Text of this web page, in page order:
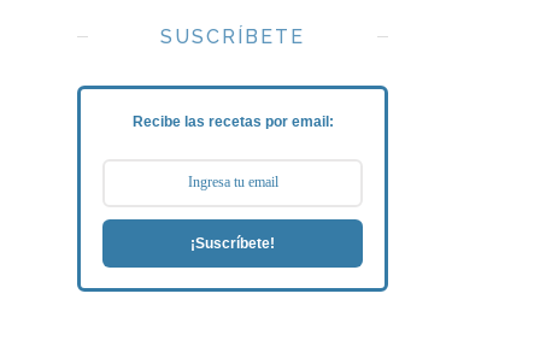
SUSCRÍBETE
Recibe las recetas por email:
¡Suscríbete!